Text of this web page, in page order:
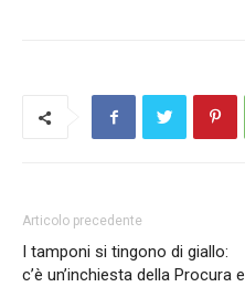
Articolo precedente
I tamponi si tingono di giallo:
c’è un’inchiesta della Procura e